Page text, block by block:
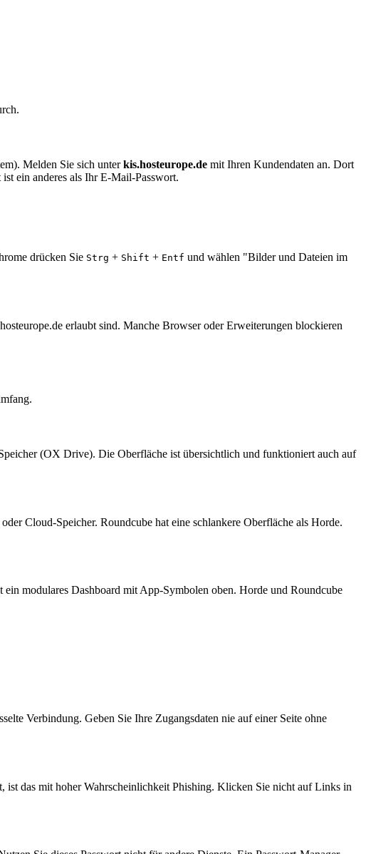
Melden Sie sich unterkis.hosteurope.de mit Ihren Kundendaten an. Dort
ein anderes als Ihr E-Mail-Passwort.
drücken Sie Strg + Shift + Entf und wählen "Bilder und Dateien im
erlaubt sind. Manche Browser oder Erweiterungen blockieren
(OX Drive). Die Oberfläche ist übersichtlich und funktioniert auch auf
Cloud-Speicher. Roundcube hat eine schlankere Oberfläche als Horde.
modulares Dashboard mit App-Symbolen oben. Horde und Roundcube
Verbindung. Geben Sie Ihre Zugangsdaten nie auf einer Seite ohne
ist das mit hoher Wahrscheinlichkeit Phishing. Klicken Sie nicht auf Links in